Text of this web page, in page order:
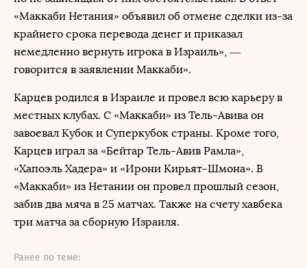
«Маккаби Нетания» объявил об отмене сделки из-за
крайнего срока перевода денег и приказал
немедленно вернуть игрока в Израиль», —
говорится в заявлении Маккаби».
Карцев родился в Израиле и провел всю карьеру в
местных клубах. С «Маккаби» из Тель-Авива он
завоевал Кубок и Суперкубок страны. Кроме того,
Карцев играл за «Бейтар Тель-Авив Рамла»,
«Хапоэль Хадера» и «Ирони Кирьят-Шмона». В
«Маккаби» из Нетании он провел прошлый сезон,
забив два мяча в 25 матчах. Также на счету хавбека
три матча за сборную Израиля.
Ранее по теме: